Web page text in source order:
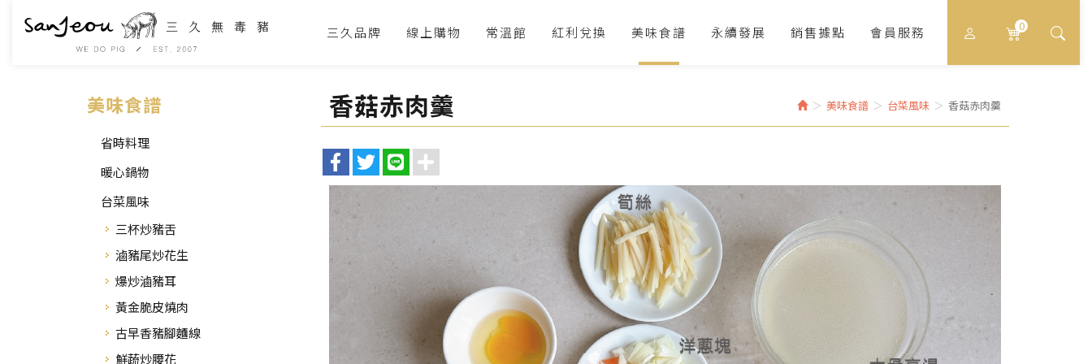
三久品牌 線上購物 常溫館 紅利兌換 美味食譜 永續發展 銷售據點 會員服務 0
美味食譜
省時料理
暖心鍋物
台菜風味
三杯炒豬舌
滷豬尾炒花生
爆炒滷豬耳
黃金脆皮燒肉
古早香豬腳麵線
鮮蔬炒腰花
美味食譜 台菜風味 香菇赤肉羹
香菇赤肉羹